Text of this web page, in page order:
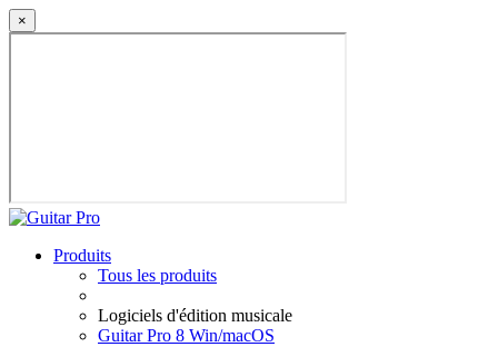
×
Produits
Tous les produits
Logiciels d'édition musicale
Guitar Pro 8 Win/macOS